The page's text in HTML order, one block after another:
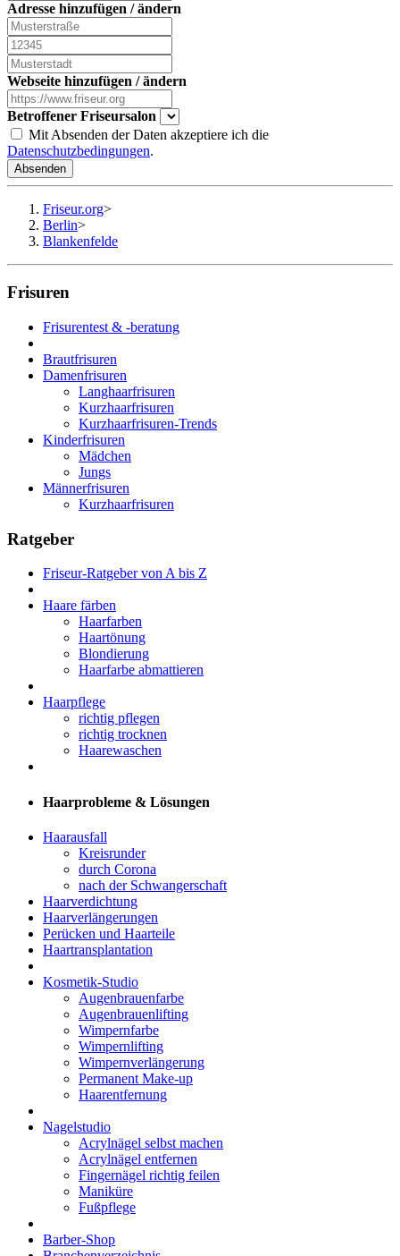
Adresse hinzufügen / ändern
Webseite hinzufügen / ändern
Betroffener Friseursalon
Mit Absenden der Daten akzeptiere ich die
Datenschutzbedingungen.
Absenden
Friseur.org>
Berlin>
Blankenfelde
Frisuren
Frisurentest & -beratung
Brautfrisuren
Damenfrisuren
Langhaarfrisuren
Kurzhaarfrisuren
Kurzhaarfrisuren-Trends
Kinderfrisuren
Mädchen
Jungs
Männerfrisuren
Kurzhaarfrisuren
Ratgeber
Friseur-Ratgeber von A bis Z
Haare färben
Haarfarben
Haartönung
Blondierung
Haarfarbe abmattieren
Haarpflege
richtig pflegen
richtig trocknen
Haarewaschen
Haarprobleme & Lösungen
Haarausfall
Kreisrunder
durch Corona
nach der Schwangerschaft
Haarverdichtung
Haarverlängerungen
Perücken und Haarteile
Haartransplantation
Kosmetik-Studio
Augenbrauenfarbe
Augenbrauenlifting
Wimpernfarbe
Wimpernlifting
Wimpernverlängerung
Permanent Make-up
Haarentfernung
Nagelstudio
Acrylnägel selbst machen
Acrylnägel entfernen
Fingernägel richtig feilen
Maniküre
Fußpflege
Barber-Shop